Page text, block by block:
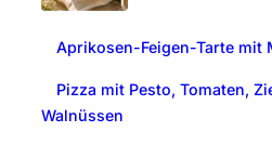
Aprikosen-Feigen-Tarte mit
Pizza mit Pesto, Tomaten,
Walnüssen